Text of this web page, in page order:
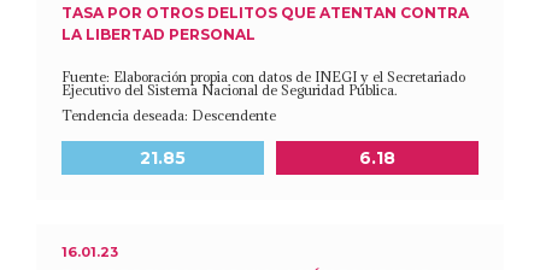
TASA POR OTROS DELITOS QUE ATENTAN CONTRA
LA LIBERTAD PERSONAL
Fuente: Elaboración propia con datos de INEGI y el Secretariado
Ejecutivo del Sistema Nacional de Seguridad Pública.
Tendencia deseada: Descendente
21.85 Meta a 2030
6.18
16.01.23